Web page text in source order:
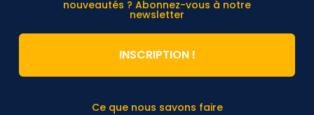
Ce que nous savons faire
nouveautés ? Abonnez-vous à notre
newsletter
INSCRIPTION !